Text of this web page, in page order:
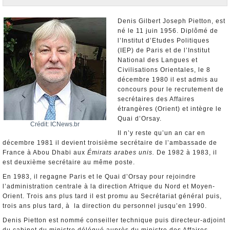
Elections européennes
Infos insolites
Crédit: ICNews.br
Denis Gilbert Joseph Pietton, est
né le 11 juin 1956. Diplômé de
l’Institut d’Etudes Politiques
(IEP) de Paris et de l’Institut
National des Langues et
Civilisations Orientales, le 8
décembre 1980 il est admis au
concours pour le recrutement de
secrétaires des Affaires
étrangères (Orient) et intègre le
Quai d’Orsay.
Il n’y reste qu’un an car en
décembre 1981 il devient troisième secrétaire de l’ambassade de
France à Abou Dhabi aux Émirats arabes unis. De 1982 à 1983, il
est deuxième secrétaire au même poste.
En 1983, il regagne Paris et le Quai d’Orsay pour rejoindre
l’administration centrale à la direction Afrique du Nord et Moyen-
Orient. Trois ans plus tard il est promu au Secrétariat général puis,
trois ans plus tard, à la direction du personnel jusqu’en 1990.
Denis Pietton est nommé conseiller technique puis directeur-adjoint